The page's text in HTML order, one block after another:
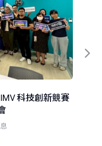
科技創新競賽